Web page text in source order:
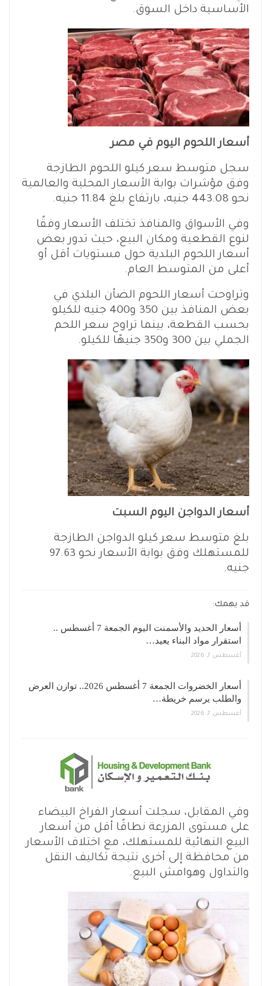
الأساسية داخل السوق.
أسعار اللحوم اليوم في مصر
سجل متوسط سعر كيلو اللحوم الطازجة
وفق مؤشرات بوابة الأسعار المحلية والعالمية
نحو 443.08 جنيه، بارتفاع بلغ 11.84 جنيه.
وفي الأسواق والمنافذ تختلف الأسعار وفقًا
لنوع القطعية ومكان البيع، حيث تدور بعض
أسعار اللحوم البلدية حول مستويات أقل أو
أعلى من المتوسط العام.
وتراوحت أسعار اللحوم الضأن البلدي في
بعض المنافذ بين 350 و400 جنيه للكيلو
بحسب القطعة، بينما تراوح سعر اللحم
الجملي بين 300 و350 جنيهًا للكيلو.
أسعار الدواجن اليوم السبت
بلغ متوسط سعر كيلو الدواجن الطازجة
للمستهلك وفق بوابة الأسعار نحو 97.63
جنيه.
قد يهمك:
أسعار الحديد والأسمنت اليوم الجمعة 7 أغسطس ..
استقرار مواد البناء يعيد…
أغسطس 7, 2026
أسعار الخضروات الجمعة 7 أغسطس 2026.. توازن العرض
والطلب يرسم خريطة…
أغسطس 7, 2026
وفي المقابل، سجلت أسعار الفراخ البيضاء
على مستوى المزرعة نطاقًا أقل من أسعار
البيع النهائية للمستهلك، مع اختلاف الأسعار
من محافظة إلى أخرى نتيجة تكاليف النقل
والتداول وهوامش البيع.